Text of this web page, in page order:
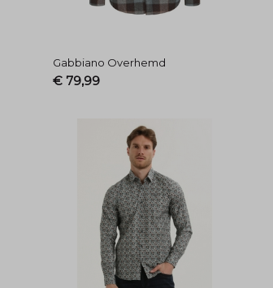
Gabbiano Overhemd
€ 79,99